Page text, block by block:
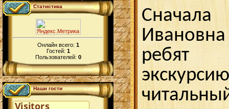
Статистика
Онлайн всего: 1
Гостей: 1
Пользователей: 0
Наши гости
ребят